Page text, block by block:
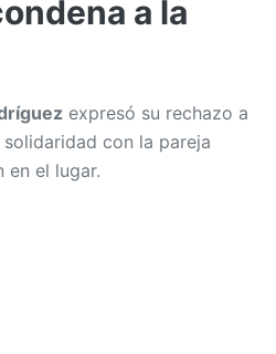
a la
expresó su rechazo a
con la pareja
en el lugar.